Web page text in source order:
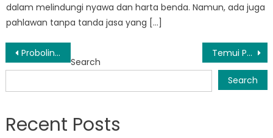
dalam melindungi nyawa dan harta benda. Namun, ada juga
pahlawan tanpa tanda jasa yang […]
Post
navigation
Probolinggo Ambil Pendekatan Proaktif Kesiapsiagaan Bencana dengan Sistem Peringatan Dini Temui Pahlawan Tanpa Tanda Jasa BPBD Kraksaan: Melindungi Masyarakat Rentan
Search
Search
Recent Posts